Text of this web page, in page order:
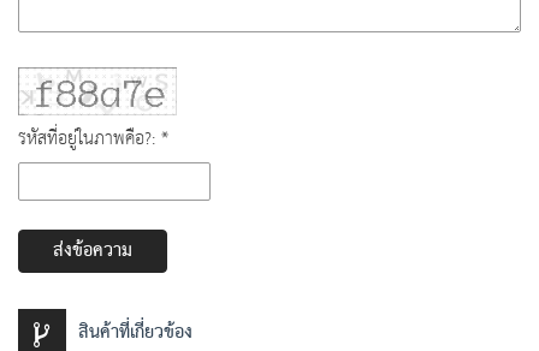
รหัสที่อยู่ในภาพคือ?: *
ส่งข้อความ
สินค้าที่เกี่ยวข้อง